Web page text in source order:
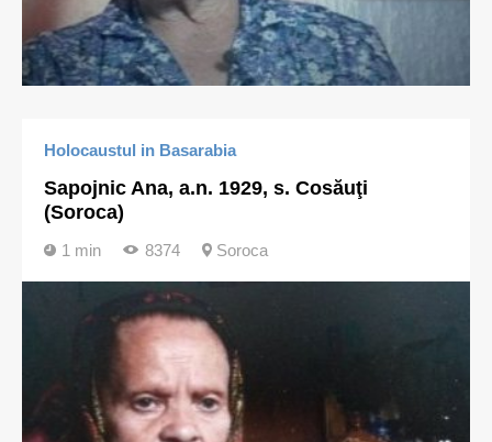
Holocaustul in Basarabia
Sapojnic Ana, a.n. 1929, s. Cosăuţi
(Soroca)
1 min 8374 Soroca